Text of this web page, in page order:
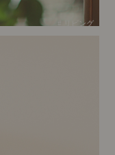
# リビング